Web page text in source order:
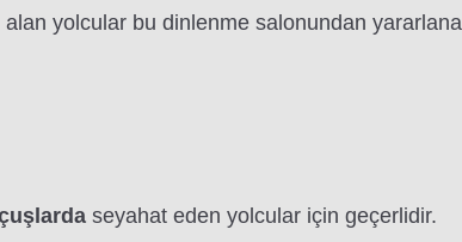
alan yolcular bu dinlenme salonundan
seyahat eden yolcular için geçerlidir.